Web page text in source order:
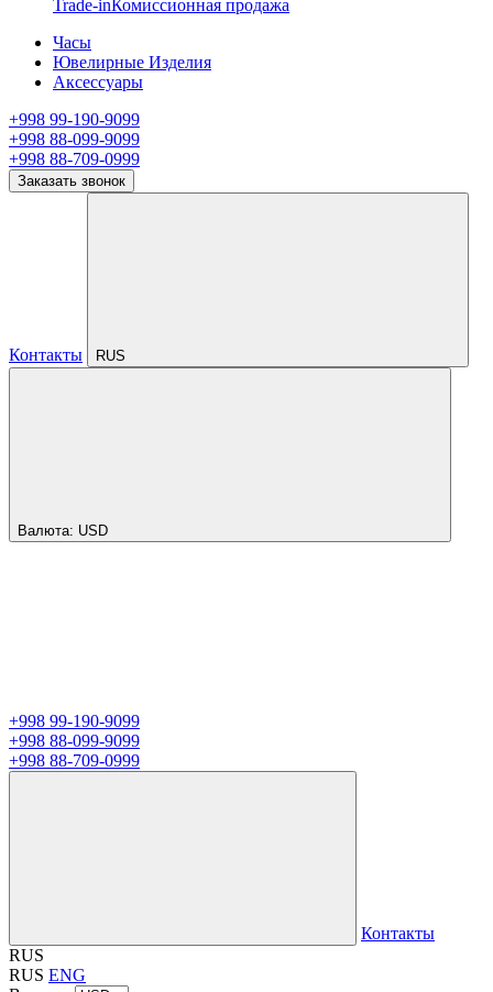
Trade-inКомиссионная продажа
Часы
Ювелирные Изделия
Аксессуары
+998 99-190-9099
+998 88-099-9099
+998 88-709-0999
Заказать звонок
Контакты RUS
Валюта: USD
+998 99-190-9099
+998 88-099-9099
+998 88-709-0999
Контакты
RUS
RUS ENG